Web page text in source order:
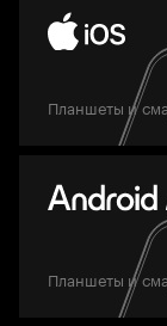
Планшеты и
Планшеты и